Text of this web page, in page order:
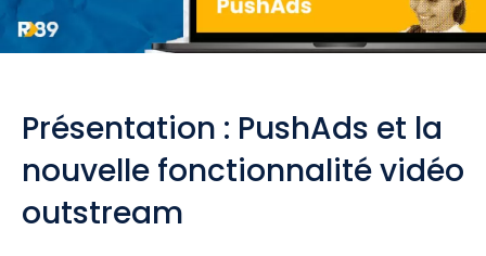
Présentation : PushAds et la
nouvelle fonctionnalité vidéo
outstream